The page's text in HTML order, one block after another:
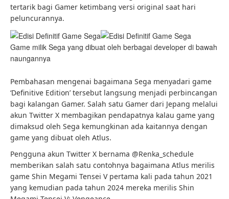
tertarik bagi Gamer ketimbang versi original saat hari
peluncurannya.
Game milik Sega yang dibuat oleh berbagai developer di bawah
naungannya
Pembahasan mengenai bagaimana Sega menyadari game
‘Definitive Edition’ tersebut langsung menjadi perbincangan
bagi kalangan Gamer. Salah satu Gamer dari Jepang melalui
akun Twitter X membagikan pendapatnya kalau game yang
dimaksud oleh Sega kemungkinan ada kaitannya dengan
game yang dibuat oleh Atlus.
Pengguna akun Twitter X bernama @Renka_schedule
memberikan salah satu contohnya bagaimana Atlus merilis
game Shin Megami Tensei V pertama kali pada tahun 2021
yang kemudian pada tahun 2024 mereka merilis Shin